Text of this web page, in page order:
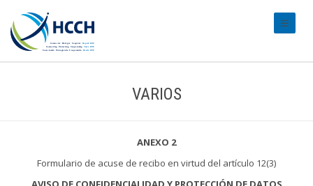
VARIOS
ANEXO 2
Formulario de acuse de recibo en virtud del artículo 12(3)